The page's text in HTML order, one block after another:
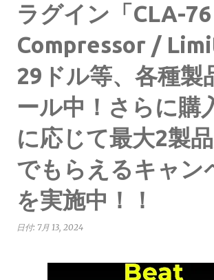
ラグイン「CLA-76
Compressor /
29ドル等、各種製
ール中！さらに購
に応じて最大2製
でもらえるキャン
を実施中！！
日付: 7月 13, 2024